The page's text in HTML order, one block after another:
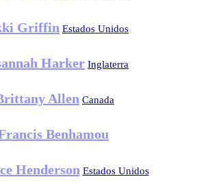
Griffin Estados Unidos
Harker Inglaterra
Allen Canada
Benhamou
Henderson Estados Unidos